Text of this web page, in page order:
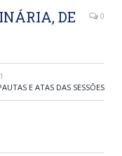
DE
0
E ATAS DAS SESSÕES